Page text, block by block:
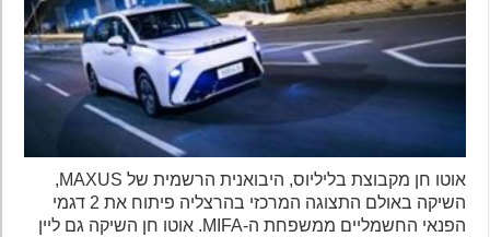
אוטו חן מקבוצת בליליוס, היבואנית הרשמית של MAXUS,
השיקה באולם התצוגה המרכזי בהרצליה פיתוח את 2 דגמי
הפנאי החשמליים ממשפחת ה-MIFA. אוטו חן השיקה גם ליין